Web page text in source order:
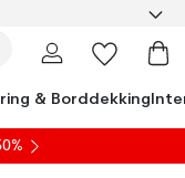
& Borddekking